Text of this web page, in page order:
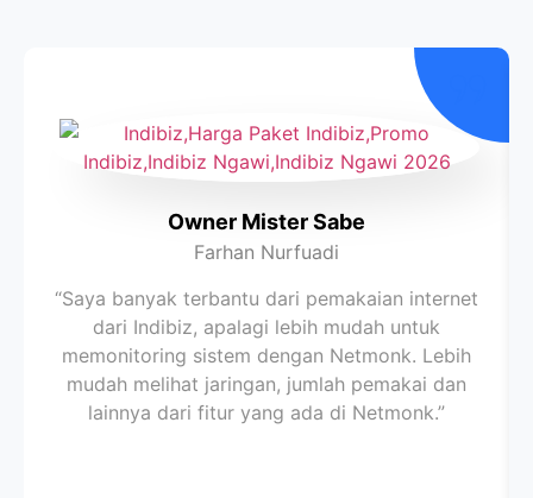
Owner Mister Sabe
Farhan Nurfuadi
“Saya banyak terbantu dari pemakaian internet
dari Indibiz, apalagi lebih mudah untuk
memonitoring sistem dengan Netmonk. Lebih
mudah melihat jaringan, jumlah pemakai dan
lainnya dari fitur yang ada di Netmonk.”